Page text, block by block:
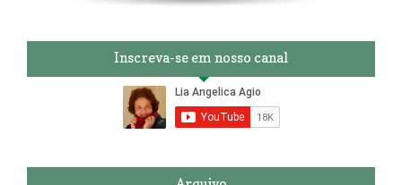
Inscreva-se em nosso canal